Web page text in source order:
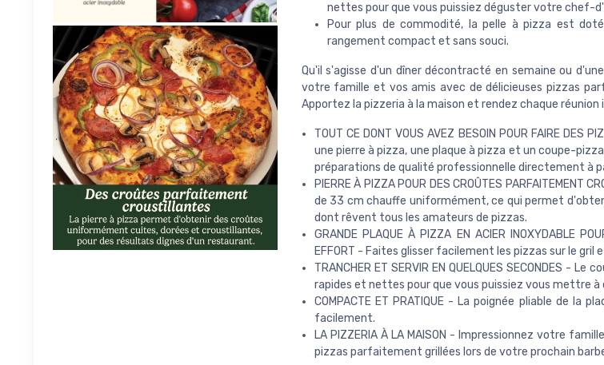
nettes pour que vous puissiez déguster votre chef-
Pour plus de commodité, la pelle à pizza est
rangement compact et sans souci.
Qu'il s'agisse d'un dîner décontracté en semaine ou
votre famille et vos amis avec de délicieuses pizzas
Apportez la pizzeria à la maison et rendez chaque réunion
TOUT CE DONT VOUS AVEZ BESOIN POUR FAIRE DES
une pierre à pizza, une plaque à pizza et un coupe-
préparations de qualité professionnelle directement à
PIERRE À PIZZA POUR DES CROÛTES PARFAITEMENT
de 33 cm chauffe uniformément, ce qui permet
dont rêvent tous les amateurs de pizzas.
GRANDE PLAQUE À PIZZA EN ACIER INOXYDABLE
EFFORT - Faites glisser facilement les pizzas sur le gril
TRANCHER ET SERVIR EN QUELQUES SECONDES -
rapides et nettes pour que vous puissiez vous mettre à
COMPACTE ET PRATIQUE - La poignée pliable de la
facilement.
LA PIZZERIA À LA MAISON - Impressionnez votre
pizzas parfaitement grillées lors de votre prochain